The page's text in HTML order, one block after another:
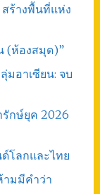
ร้างพื้นที่แห่ง
(ห้องสมุด)”
มอาเซียน: จบ
รักษ์ยุค 2026
ด์โลกและไทย
ามมีคำว่า